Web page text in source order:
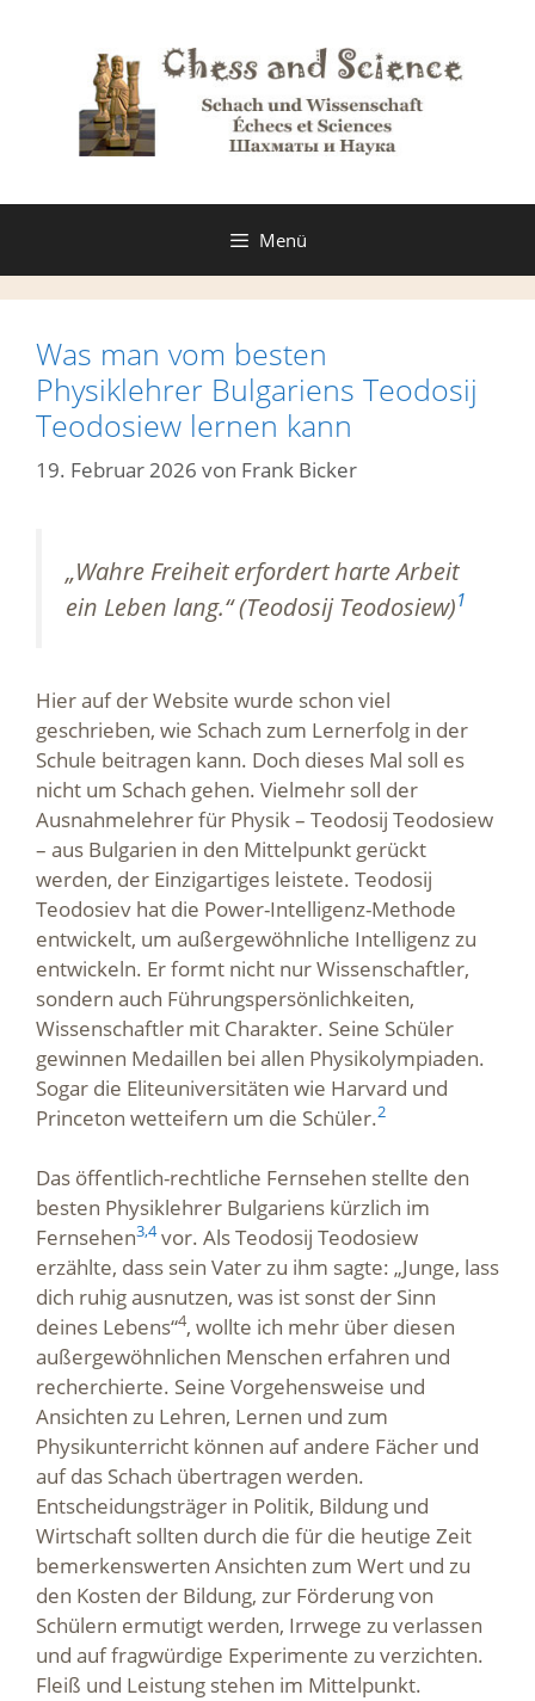
Menü
Was man vom besten
Physiklehrer Bulgariens Teodosij
Teodosiew lernen kann
19. Februar 2026 von Frank Bicker
„Wahre Freiheit erfordert harte Arbeit
ein Leben lang.“ (Teodosij Teodosiew)1
Hier auf der Website wurde schon viel
geschrieben, wie Schach zum Lernerfolg in der
Schule beitragen kann. Doch dieses Mal soll es
nicht um Schach gehen. Vielmehr soll der
Ausnahmelehrer für Physik – Teodosij Teodosiew
– aus Bulgarien in den Mittelpunkt gerückt
werden, der Einzigartiges leistete. Teodosij
Teodosiev hat die Power-Intelligenz-Methode
entwickelt, um außergewöhnliche Intelligenz zu
entwickeln. Er formt nicht nur Wissenschaftler,
sondern auch Führungspersönlichkeiten,
Wissenschaftler mit Charakter. Seine Schüler
gewinnen Medaillen bei allen Physikolympiaden.
Sogar die Eliteuniversitäten wie Harvard und
Princeton wetteifern um die Schüler.2
Das öffentlich-rechtliche Fernsehen stellte den
besten Physiklehrer Bulgariens kürzlich im
Fernsehen3,4vor. Als Teodosij Teodosiew
erzählte, dass sein Vater zu ihm sagte: „Junge, lass
dich ruhig ausnutzen, was ist sonst der Sinn
deines Lebens“4, wollte ich mehr über diesen
außergewöhnlichen Menschen erfahren und
recherchierte. Seine Vorgehensweise und
Ansichten zu Lehren, Lernen und zum
Physikunterricht können auf andere Fächer und
auf das Schach übertragen werden.
Entscheidungsträger in Politik, Bildung und
Wirtschaft sollten durch die für die heutige Zeit
bemerkenswerten Ansichten zum Wert und zu
den Kosten der Bildung, zur Förderung von
Schülern ermutigt werden, Irrwege zu verlassen
und auf fragwürdige Experimente zu verzichten.
Fleiß und Leistung stehen im Mittelpunkt.